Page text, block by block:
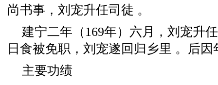
尚书事，刘宠升任司徒 。
建宁二年（169年）六月，刘宠升
日食被免职，刘宠遂回归乡里 。后
主要功绩